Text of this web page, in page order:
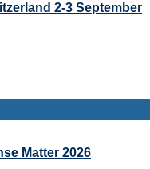
2-3 September
Matter 2026